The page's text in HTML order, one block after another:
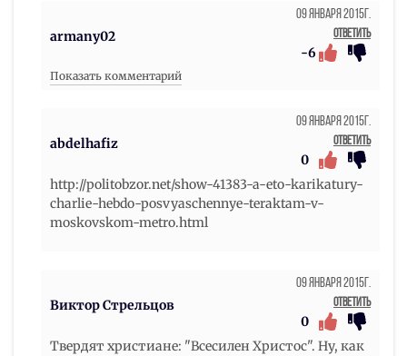
armany02
09 Января 2015г.
Ответить
-6
Показать комментарий
abdelhafiz
09 Января 2015г.
Ответить
0
http://politobzor.net/show-41383-a-eto-karikatury-
charlie-hebdo-posvyaschennye-teraktam-v-
moskovskom-metro.html
Виктор Стрельцов
09 Января 2015г.
Ответить
0
Твердят христиане: "Всесилен Христос". Ну, как